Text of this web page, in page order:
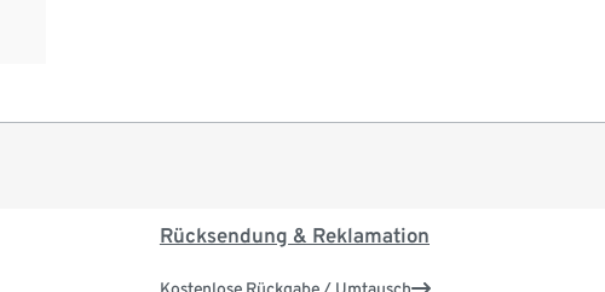
Rücksendung & Reklamation
Kostenlose Rückgabe / Umtausch